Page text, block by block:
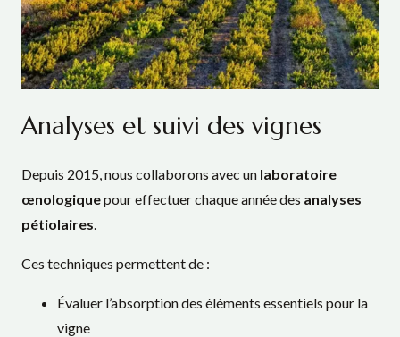
Analyses et suivi des vignes
Depuis 2015, nous collaborons avec un laboratoire
œnologiquepour effectuer chaque année des analyses
pétiolaires
Ces techniques permettent de :
Évaluer l’absorption des éléments essentiels pour la
vigne